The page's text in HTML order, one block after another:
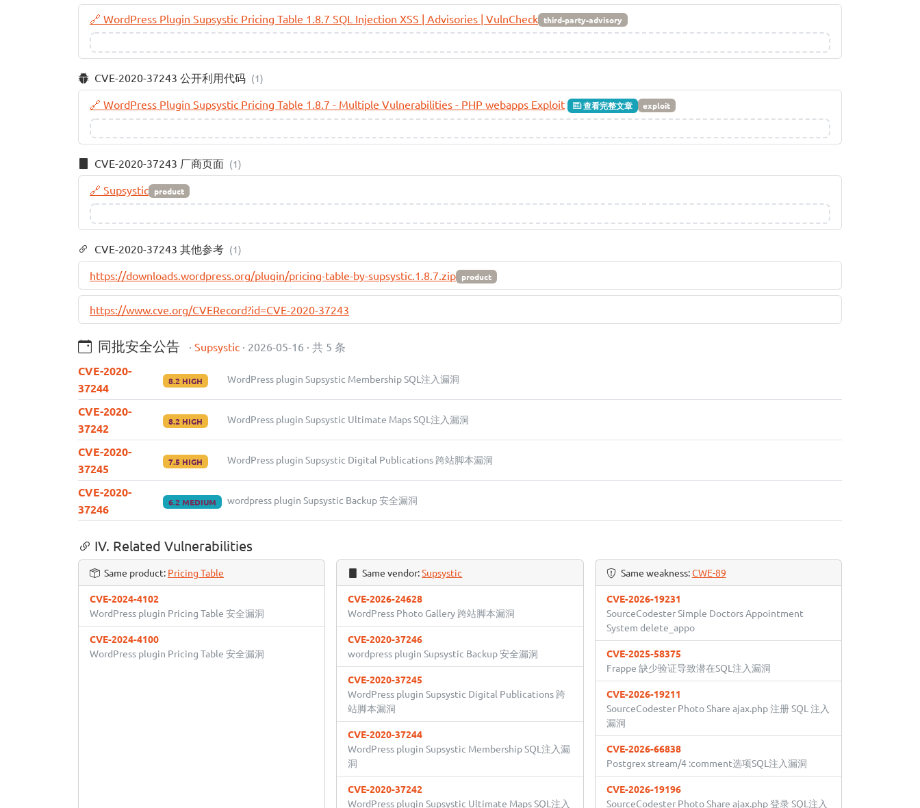
🔗 WordPress Plugin Supsystic Pricing Table 1.8.7 SQL Injection XSS | Advisories | VulnCheck third-party-advisory
CVE-2020-37243 公开利用代码 (1)
🔗 WordPress Plugin Supsystic Pricing Table 1.8.7 - Multiple Vulnerabilities - PHP webapps Exploit 查看完整文章 exploit
CVE-2020-37243 厂商页面 (1)
🔗 Supsystic product
CVE-2020-37243 其他参考 (1)
https://downloads.wordpress.org/plugin/pricing-table-by-supsystic.1.8.7.zip product
https://www.cve.org/CVERecord?id=CVE-2020-37243
同批安全公告 · Supsystic · 2026-05-16 · 共 5 条
CVE-2020-
37244
8.2 HIGH WordPress plugin Supsystic Membership SQL注入漏洞
CVE-2020-
37242
8.2 HIGH WordPress plugin Supsystic Ultimate Maps SQL注入漏洞
CVE-2020-
37245
7.5 HIGH WordPress plugin Supsystic Digital Publications 跨站脚本漏洞
CVE-2020-
37246
6.2 MEDIUM wordpress plugin Supsystic Backup 安全漏洞
IV. Related Vulnerabilities
Same product: Pricing Table
CVE-2024-4102
WordPress plugin Pricing Table 安全漏洞
CVE-2024-4100
WordPress plugin Pricing Table 安全漏洞
Same vendor:Supsystic
CVE-2026-24628
WordPress Photo Gallery 跨站脚本漏洞
CVE-2020-37246
wordpress plugin Supsystic Backup 安全漏洞
CVE-2020-37245
WordPress plugin Supsystic Digital Publications 跨
站脚本漏洞
CVE-2020-37244
WordPress plugin Supsystic Membership SQL注入漏
洞
CVE-2020-37242
WordPress plugin Supsystic Ultimate Maps SQL注入
Same weakness:CWE-89
CVE-2026-19231
SourceCodester Simple Doctors Appointment
System delete_appo
CVE-2025-58375
Frappe 缺少验证导致潜在SQL注入漏洞
CVE-2026-19211
SourceCodester Photo Share ajax.php 注册 SQL 注入
漏洞
CVE-2026-66838
Postgrex stream/4 :comment选项SQL注入漏洞
CVE-2026-19196
SourceCodester Photo Share ajax.php 登录 SQL注入